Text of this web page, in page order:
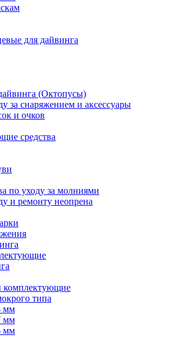
для дайвинга
(Октопусы)
за снаряжением и аксессуары
и очков
средства
по уходу за молниями
и ремонту неопрена
комплектующие
типа
мм
мм
мм